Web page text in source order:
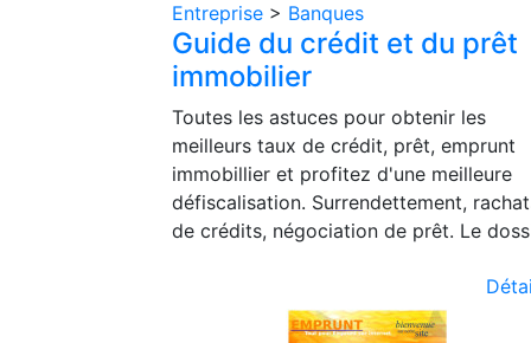
Entreprise > Banques
Guide du crédit et du prêt
immobilier
Toutes les astuces pour obtenir les
meilleurs taux de crédit, prêt, emprunt
immobillier et profitez d'une meilleure
défiscalisation. Surrendettement,
de crédits, négociation de prêt. Le